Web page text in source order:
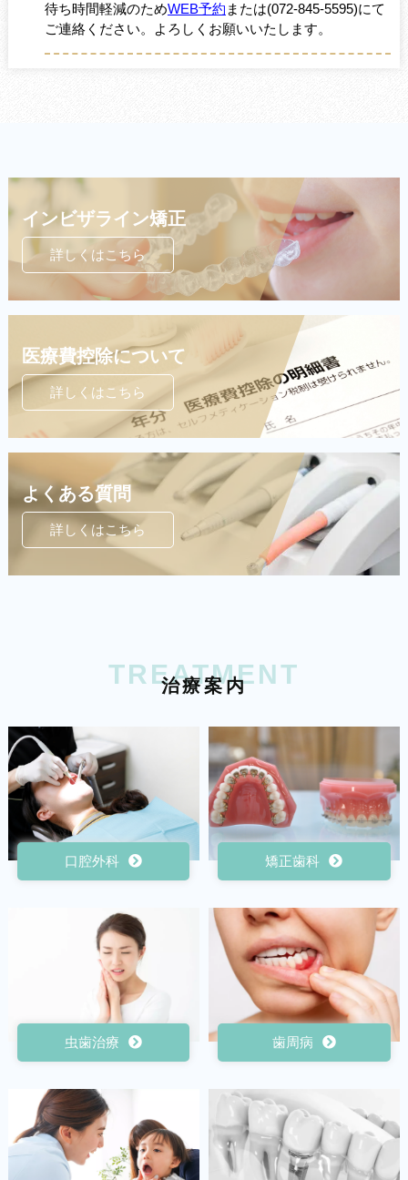
待ち時間軽減のためWEB予約 または(072-845-5595)にて
ご連絡ください。よろしくお願いいたします。
インビザライン矯正
詳しくはこちら
医療費控除について
詳しくはこちら
よくある質問
詳しくはこちら
TREATMENT
治療案内
口腔外科 矯正歯科
虫歯治療 歯周病